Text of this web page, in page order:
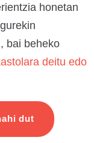
honetan
bai beheko
deitu edo
dut